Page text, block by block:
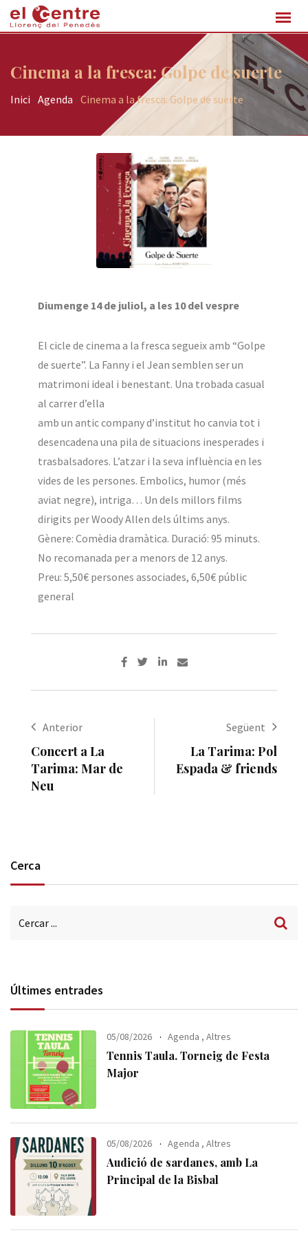
Cinema a la fresca: Golpe de suerte
Inici -Agenda -Cinema a la fresca: Golpe de suerte
Diumenge 14 de juliol, a les 10 del vespre
El cicle de cinema a la fresca segueix amb “Golpe
de suerte”. La Fanny i el Jean semblen ser un
matrimoni ideal i benestant. Una trobada casual
al carrer d’ella
amb un antic company d’institut ho canvia tot i
desencadena una pila de situacions inesperades i
trasbalsadores. L’atzar i la seva influència en les
vides de les persones. Embolics, humor (més
aviat negre), intriga… Un dels millors films
dirigits per Woody Allen dels últims anys.
Gènere: Comèdia dramàtica. Duració: 95 minuts.
No recomanada per a menors de 12 anys.
Preu: 5,50€ persones associades, 6,50€ públic
general
Anterior
Concert a La
Tarima: Mar de
Neu
Següent
La Tarima: Pol
Espada & friends
Cerca
Últimes entrades
05/08/2026 Agenda ,Altres
Tennis Taula. Torneig de Festa
Major
05/08/2026 Agenda ,Altres
Audició de sardanes, amb La
Principal de la Bisbal